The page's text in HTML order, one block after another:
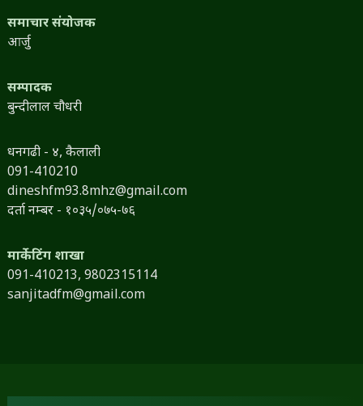
समाचार संयोजक
आर्जु
सम्पादक
बुन्दीलाल चौधरी
धनगढी - ४, कैलाली
091-410210
dineshfm93.8mhz@gmail.com
दर्ता नम्बर - १०३५/०७५-७६
मार्केटिंग शाखा
091-410213, 9802315114
sanjitadfm@gmail.com